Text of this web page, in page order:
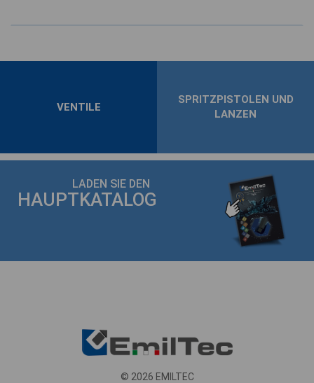
SPRITZPISTOLEN UND
DÜSEN
LADEN SIE DEN
HAUPTKATALOG
© 2026 EMILTEC